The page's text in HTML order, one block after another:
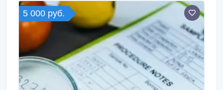
экспертизу используя современное оборудование,
соответствующее требованиям законодательства
РФ.
5 000 руб.